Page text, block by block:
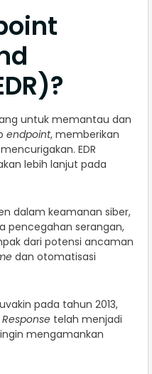
untuk memantau dan
endpoint, memberikan
EDR
lebih lanjut pada
dalam keamanan siber,
pencegahan serangan,
dari potensi ancaman
dan otomatisasi
pada tahun 2013,
telah menjadi
mengamankan